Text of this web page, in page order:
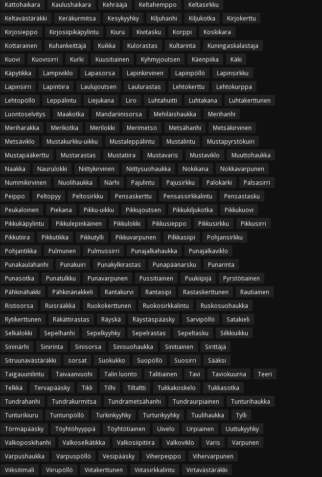
Kattohaikara
Kaulushaikara Kehrääjä Keltahemppo
Keltasirkku
Keltavästäräkki
Keräkurmitsa Kesykyyhky Kiljuhanhi Kiljukotka
Kirjokerttu
Kirjosieppo
Kirjosiipikäpylintu Kiuru Kivitasku Korppi
Koskikara
Kottarainen
Kuhankeittäjä Kuikka Kulorastas Kultarinta
Kuningaskalastaja
Kuovi
Kuovisirri Kurki Kuusitiainen Kyhmyjoutsen Käenpiika
Käki
Käpytikka
Lampiviklo Lapasorsa Lapinkirvinen Lapinpöllö
Lapinsirkku
Lapinsirri
Lapintiira Laulujoutsen Laulurastas Lehtokerttu
Lehtokurppa
Lehtopöllö
Leppälintu Liejukana Liro Luhtahuitti Luhtakana
Luhtakerttunen
Luontoselvitys
Maakotka Mandariinisorsa Mehiläishaukka
Merihanhi
Meriharakka
Merikotka Merilokki Merimetso Metsähanhi
Metsäkirvinen
Metsäviklo
Mustakurkku-uikku Mustaleppälintu Mustalintu
Mustapyrstökuiri
Mustapääkerttu
Mustarastas Mustatiira Mustavaris Mustaviklo
Muuttohaukka
Naakka
Naurulokki Niittykirvinen Niittysuohaukka Nokikana
Nokkavarpunen
Nummikirvinen
Nuolihaukka Närhi Pajulintu Pajusirkku Palokärki
Palsasirri
Peippo
Peltopyy Peltosirkku Pensaskerttu Pensassirkkalintu
Pensastasku
Peukaloinen
Piekana Pikku-uikku Pikkujoutsen Pikkukiljukotka
Pikkukuovi
Pikkukäpylintu
Pikkulepinkäinen Pikkulokki Pikkusieppo Pikkusirkku
Pikkusirri
Pikkutiira
Pikkutikka Pikkutylli Pikkuvarpunen Pilkkasiipi
Pohjansirkku
Pohjantikka
Pulmunen Pulmussirri Punajalkahaukka
Punajalkaviklo
Punakaulahanhi
Punakuiri Punakylkirastas Punapäänarsku
Punarinta
Punasotka
Punatulkku Punavarpunen Pussitiainen Puukiipijä
Pyrstötiainen
Pähkinähakki
Pähkinänakkeli Rantakurvi Rantasipi Rastaskerttunen
Rautiainen
Ristisorsa
Ruisrääkkä Ruokokerttunen Ruokosirkkalintu
Ruskosuohaukka
Rytikerttunen
Räkättirastas Räyskä Räystäspääsky Sarvipöllö
Satakieli
Selkälokki
Sepelhanhi Sepelkyyhky Sepelrastas Sepeltasku
Silkkiuikku
Sininärhi
Sinirinta Sinisorsa Sinisuohaukka Sinitiainen
Sirittäjä
Sitruunavästäräkki
sorsat Suokukko Suopöllö Suosirri
Sääksi
Taigauunilintu
Taivaanvuohi Talin luonto Talitiainen Tavi Taviokuurna
Teeri
Telkkä
Tervapääsky Tikli Tilhi Tiltaltti Tukkakoskelo
Tukkasotka
Tundrahanhi
Tundrakurmitsa Tundrametsähanhi Tundraurpiainen
Tunturihaukka
Tunturikiuru
Tunturipöllö Turkinkyyhky Turturikyyhky Tuulihaukka
Tylli
Törmäpääsky
Töyhtöhyyppä Töyhtötiainen Uivelo Urpiainen
Uuttukyyhky
Valkoposkihanhi
Valkoselkätikka Valkosiipitiira Valkoviklo Varis
Varpunen
Varpushaukka
Varpuspöllö Vesipääsky Viherpeippo
Vihervarpunen
Viiksitimali
Viirupöllö Viitakerttunen Viitasirkkalintu Virtavästäräkki